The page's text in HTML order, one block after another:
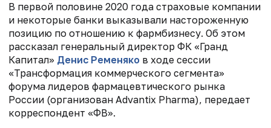
В первой половине 2020 года страховые компании
и некоторые банки выказывали настороженную
позицию по отношению к фармбизнесу. Об этом
рассказал генеральный директор ФК «Гранд
Капитал» Денис Ременяко в ходе сессии
«Трансформация коммерческого сегмента»
форума лидеров фармацевтического рынка
России (организован Advantix Pharma), передает
корреспондент «ФВ».